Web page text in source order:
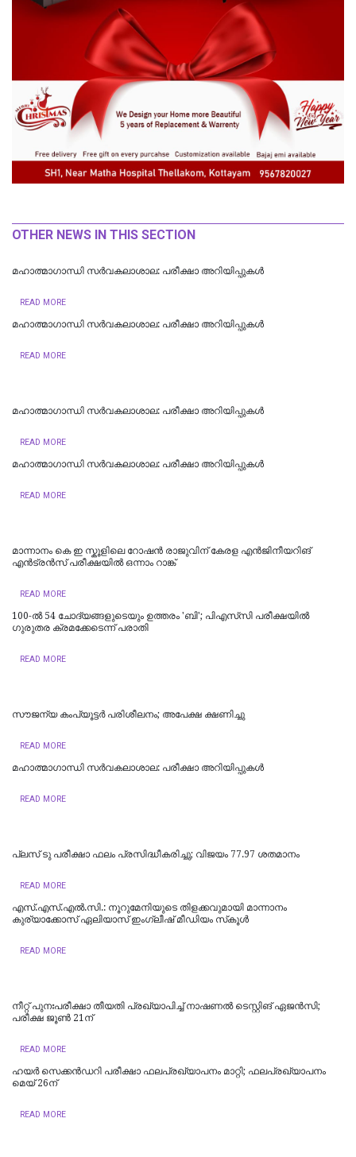
OTHER NEWS IN THIS SECTION
മഹാത്മാഗാന്ധി സർവകലാശാല: പരീക്ഷാ അറിയിപ്പുകൾ
READ MORE
മഹാത്മാഗാന്ധി സർവകലാശാല: പരീക്ഷാ അറിയിപ്പുകൾ
READ MORE
മഹാത്മാഗാന്ധി സർവകലാശാല: പരീക്ഷാ അറിയിപ്പുകൾ
READ MORE
മഹാത്മാഗാന്ധി സർവകലാശാല: പരീക്ഷാ അറിയിപ്പുകൾ
READ MORE
മാന്നാനം കെ ഇ സ്കൂളിലെ റോഷൻ രാജുവിന് കേരള എൻജിനീയറിങ്
എൻട്രൻസ് പരീക്ഷയിൽ ഒന്നാം റാങ്ക്
READ MORE
100-ൽ 54 ചോദ്യങ്ങളുടെയും ഉത്തരം 'ബി'; പിഎസ്‌സി പരീക്ഷയിൽ
ഗുരുതര ക്രമക്കേടെന്ന് പരാതി
READ MORE
സൗജന്യ കംപ്യൂട്ടര്‍ പരിശീലനം; അപേക്ഷ ക്ഷണിച്ചു
READ MORE
മഹാത്മാഗാന്ധി സർവകലാശാല: പരീക്ഷാ അറിയിപ്പുകൾ
READ MORE
പ്ലസ് ടു പരീക്ഷാ ഫലം പ്രസിദ്ധീകരിച്ചു; വിജയം 77.97 ശതമാനം
READ MORE
എസ്.എസ്.എൽ.സി.: നൂറുമേനിയുടെ തിളക്കവുമായി മാന്നാനം
കുര്യാക്കോസ് ഏലിയാസ് ഇംഗ്ലീഷ് മീഡിയം സ്‌കൂൾ
READ MORE
നീറ്റ് പുനഃപരീക്ഷാ തീയതി പ്രഖ്യാപിച്ച് നാഷണൽ ടെസ്റ്റിങ് ഏജൻസി;
പരീക്ഷ ജൂൺ 21ന്
READ MORE
ഹയർ സെക്കൻഡറി പരീക്ഷാ ഫലപ്രഖ്യാപനം മാറ്റി; ഫലപ്രഖ്യാപനം
മെയ് 26ന്
READ MORE